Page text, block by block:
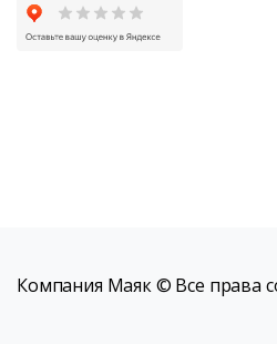
Компания Маяк © Все права